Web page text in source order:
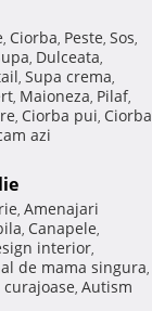
, Ciorba, Peste, Sos,
, Dulceata,
, Supa crema,
, Maioneza, Pilaf,
, Ciorba pui, Ciorba
azi
, Amenajari
, Canapele,
interior,
de mama singura,
curajoase, Autism